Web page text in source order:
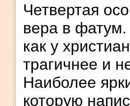
Четвертая
вера в
как у
трагичнее и
Наиболее
которую